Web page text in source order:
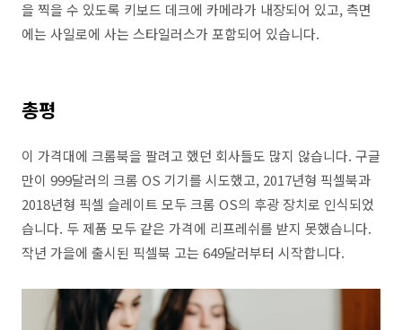
을 찍을 수 있도록 키보드 데크에 카메라가 내장되어 있고, 측면
에는 사일로에 사는 스타일러스가 포함되어 있습니다.
총평
이 가격대에 크롬북을 팔려고 했던 회사들도 많지 않습니다. 구글
만이 999달러의 크롬 OS 기기를 시도했고, 2017년형 픽셀북과
2018년형 픽셀 슬레이트 모두 크롬 OS의 후광 장치로 인식되었
습니다. 두 제품 모두 같은 가격에 리프레쉬를 받지 못했습니다.
작년 가을에 출시된 픽셀북 고는 649달러부터 시작합니다.